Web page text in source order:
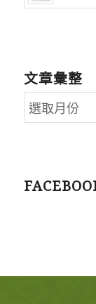
文章彙整